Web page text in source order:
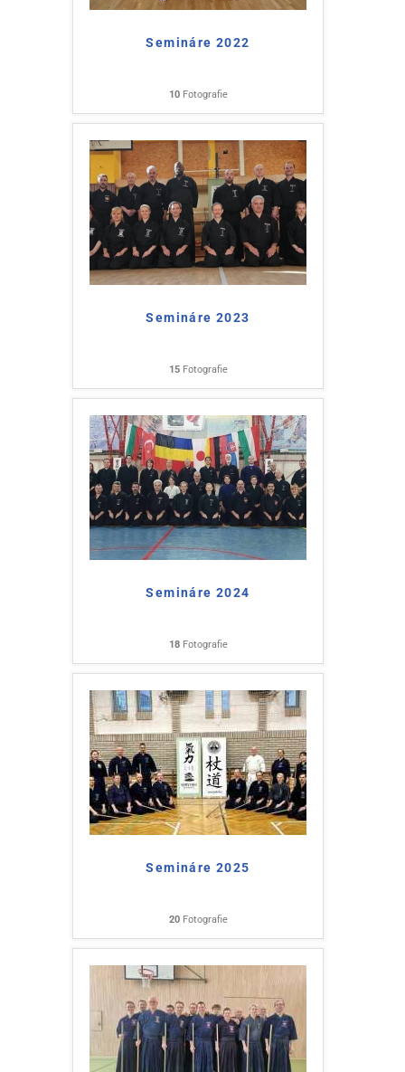
Semináre 2022
10Fotografie
Semináre 2023
15Fotografie
Semináre 2024
18Fotografie
Semináre 2025
20Fotografie